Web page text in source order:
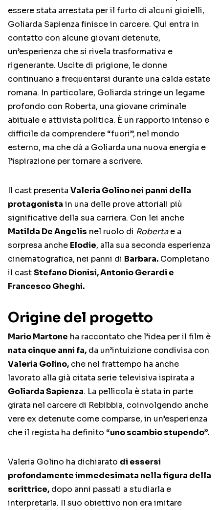
essere stata arrestata per il furto di alcuni gioielli,
Goliarda Sapienza finisce in carcere. Qui entra in
contatto con alcune giovani detenute,
un’esperienza che si rivela trasformativa e
rigenerante. Uscite di prigione, le donne
continuano a frequentarsi durante una calda estate
romana. In particolare, Goliarda stringe un legame
profondo con Roberta, una giovane criminale
abituale e attivista politica. È un rapporto intenso e
difficile da comprendere “fuori”, nel mondo
esterno, ma che dà a Goliarda una nuova energia e
l’ispirazione per tornare a scrivere.
Il cast presenta Valeria Golino nei panni della
protagonista in una delle prove attoriali più
significative della sua carriera. Con lei anche
Matilda De Angelis nel ruolo di Robertae a
sorpresa anche Elodie, alla sua seconda esperienza
cinematografica, nei panni di Barbara. Completano
il castStefano Dionisi, Antonio Gerardi e
Francesco Gheghi.
Origine del progetto
Mario Martone ha raccontato che l’idea per il film è
nata cinque anni fa, da un’intuizione condivisa con
Valeria Golino, che nel frattempo ha anche
lavorato alla già citata serie televisiva ispirata a
Goliarda Sapienza. La pellicola è stata in parte
girata nel carcere di Rebibbia, coinvolgendo anche
vere ex detenute come comparse, in un’esperienza
che il regista ha definito “uno scambio stupendo”.
Valeria Golino ha dichiarato di essersi
profondamente immedesimata nella figura della
scrittrice, dopo anni passati a studiarla e
interpretarla. Il suo obiettivo non era imitare